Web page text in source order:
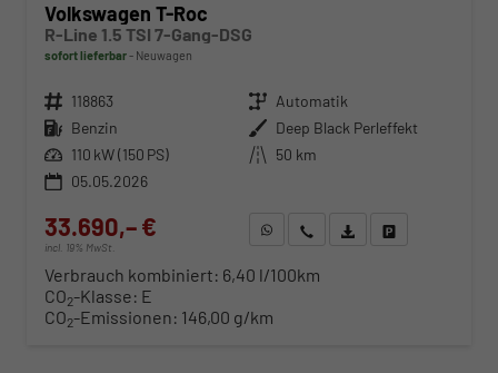
Volkswagen T-Roc
R-Line 1.5 TSI 7-Gang-DSG
sofort lieferbar Neuwagen
Fahrzeugnr. 118863 Getriebe Automatik
Kraftstoff Benzin Außenfarbe Deep Black Perleffekt
Leistung 110 kW (150 PS) Kilometerstand 50 km
05.05.2026
33.690,– €
incl. 19% MwSt.
WhatsApp anfragen
Wir rufen Sie anFahrzeugexposé (PDF)
Verbrauch kombiniert: 6,40 l/100km
CO2-Klasse: E
CO2-Emissionen: 146,00 g/km